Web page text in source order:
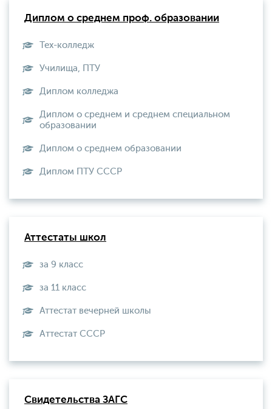
Диплом о среднем проф. образовании
Тех-колледж
Училища, ПТУ
Диплом колледжа
Диплом о среднем и среднем специальном
образовании
Диплом о среднем образовании
Диплом ПТУ СССР
Аттестаты школ
за 9 класс
за 11 класс
Аттестат вечерней школы
Aттестат СССР
Свидетельства ЗАГС